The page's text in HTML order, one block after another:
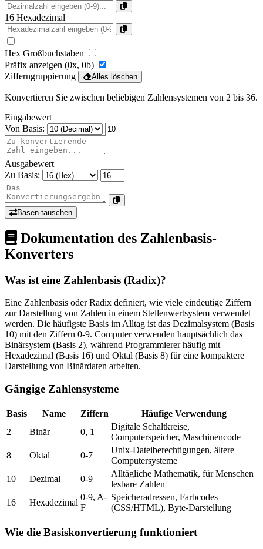
16 Hexadezimal
Hex Großbuchstaben
Präfix anzeigen (0x, 0b)
Zifferngruppierung
Alles löschen
Konvertieren Sie zwischen beliebigen Zahlensystemen von 2 bis 36.
Eingabewert
Von Basis:
Ausgabewert
Zu Basis:
Basen tauschen
Dokumentation des Zahlenbasis-
Konverters
Was ist eine Zahlenbasis (Radix)?
Eine Zahlenbasis oder Radix definiert, wie viele eindeutige Ziffern
zur Darstellung von Zahlen in einem Stellenwertsystem verwendet
werden. Die häufigste Basis im Alltag ist das Dezimalsystem (Basis
10) mit den Ziffern 0-9. Computer verwenden hauptsächlich das
Binärsystem (Basis 2), während Programmierer häufig mit
Hexadezimal (Basis 16) und Oktal (Basis 8) für eine kompaktere
Darstellung von Binärdaten arbeiten.
Gängige Zahlensysteme
Basis Name Ziffern
Häufige Verwendung
2
Binär 0, 1
Digitale Schaltkreise,
Computerspeicher, Maschinencode
8
Oktal 0-7
Unix-Dateiberechtigungen, ältere
Computersysteme
10
Dezimal 0-9
Alltägliche Mathematik, für Menschen
lesbare Zahlen
16
Hexadezimal
0-9, A-
F
Speicheradressen, Farbcodes
(CSS/HTML), Byte-Darstellung
Wie die Basiskonvertierung funktioniert